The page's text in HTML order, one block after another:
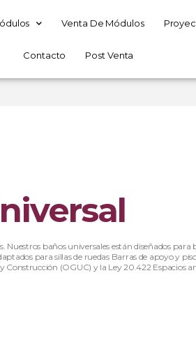
Venta De Módulos
Contacto Post Venta
Nuestros baños universales están diseñados
para sillas de ruedas Barras de apoyo y
Construcción (OGUC) y la Ley 20.422 Espacios